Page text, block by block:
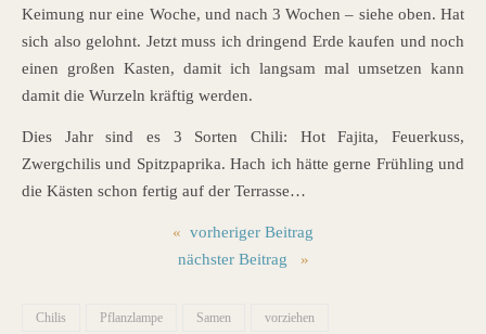
Keimung nur eine Woche, und nach 3 Wochen – siehe oben. Hat
sich also gelohnt. Jetzt muss ich dringend Erde kaufen und noch
einen großen Kasten, damit ich langsam mal umsetzen kann
damit die Wurzeln kräftig werden.
Dies Jahr sind es 3 Sorten Chili: Hot Fajita, Feuerkuss,
Zwergchilis und Spitzpaprika. Hach ich hätte gerne Frühling und
die Kästen schon fertig auf der Terrasse…
« vorheriger Beitrag
nächster Beitrag
»
Chilis Pflanzlampe Samen vorziehen